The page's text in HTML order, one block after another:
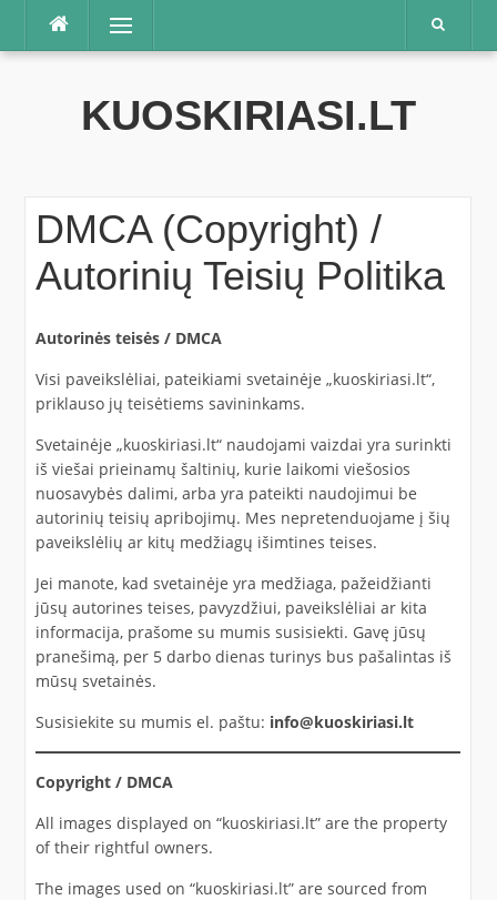
Praleisti
Meniu
KUOSKIRIASI.LT
DMCA (Copyright) /
Autorinių Teisių Politika
Autorinės teisės / DMCA
Visi paveikslėliai, pateikiami svetainėje „kuoskiriasi.lt“,
priklauso jų teisėtiems savininkams.
Svetainėje „kuoskiriasi.lt“ naudojami vaizdai yra surinkti
iš viešai prieinamų šaltinių, kurie laikomi viešosios
nuosavybės dalimi, arba yra pateikti naudojimui be
autorinių teisių apribojimų. Mes nepretenduojame į šių
paveikslėlių ar kitų medžiagų išimtines teises.
Jei manote, kad svetainėje yra medžiaga, pažeidžianti
jūsų autorines teises, pavyzdžiui, paveikslėliai ar kita
informacija, prašome su mumis susisiekti. Gavę jūsų
pranešimą, per 5 darbo dienas turinys bus pašalintas iš
mūsų svetainės.
Susisiekite su mumis el. paštu: info@kuoskiriasi.lt
Copyright / DMCA
All images displayed on “kuoskiriasi.lt” are the property
of their rightful owners.
The images used on “kuoskiriasi.lt” are sourced from